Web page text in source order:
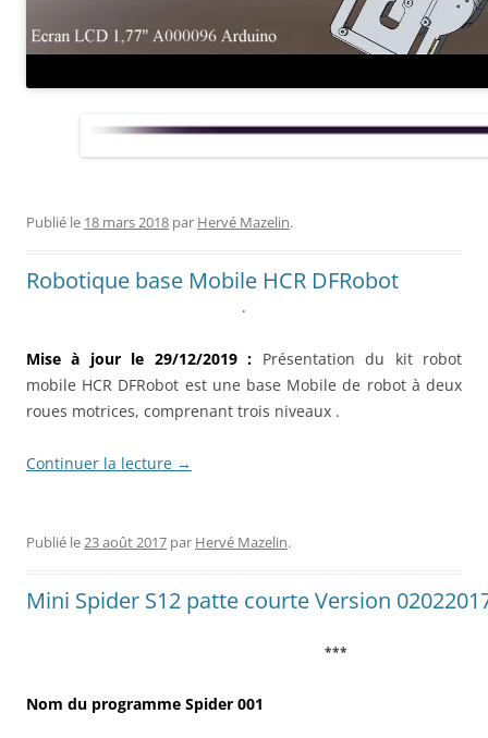
Publié le 18 mars 2018 par Hervé Mazelin.
Robotique base Mobile HCR DFRobot
.
Mise à jour le 29/12/2019 : Présentation du kit robot
mobile HCR DFRobot est une base Mobile de robot à deux
roues motrices, comprenant trois niveaux .
Continuer la lecture →
Publié le23 août 2017 par Hervé Mazelin.
Mini Spider S12 patte courte Version
***
Nom du programme Spider 001